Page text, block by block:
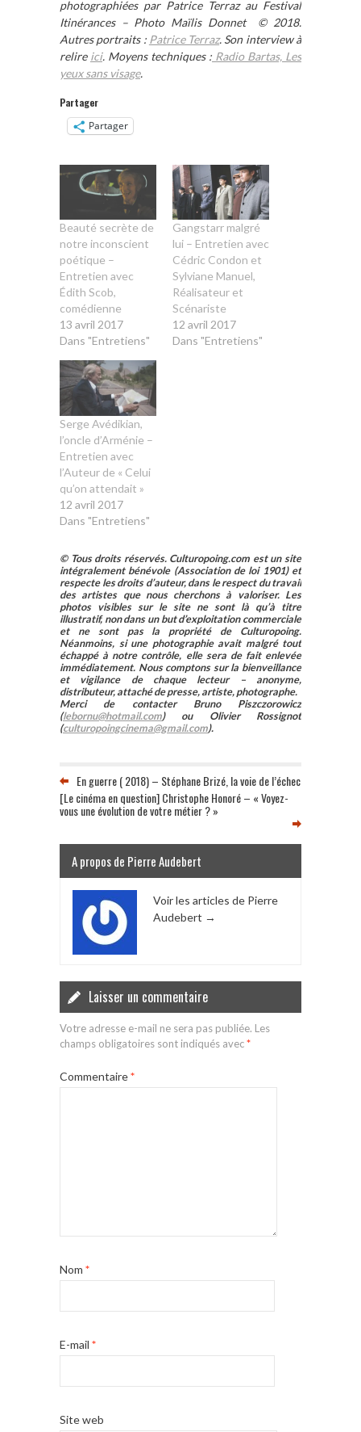
photographiées par Patrice Terraz au Festival
Itinérances – Photo Maïlis Donnet © 2018.
Autres portraits : Patrice Terraz. Son interview à
relire ici. Moyens techniques : Radio Bartas, Les
yeux sans visage.
Partager
Partager
Beauté secrète de
notre inconscient
poétique –
Entretien avec
Édith Scob,
comédienne
13 avril 2017
Dans "Entretiens"
Gangstarr malgré
lui – Entretien avec
Cédric Condon et
Sylviane Manuel,
Réalisateur et
Scénariste
12 avril 2017
Dans "Entretiens"
Serge Avédikian,
l’oncle d’Arménie –
Entretien avec
l’Auteur de « Celui
qu’on attendait »
12 avril 2017
Dans "Entretiens"
© Tous droits réservés. Culturopoing.com est un site
intégralement bénévole (Association de loi 1901) et
respecte les droits d’auteur, dans le respect du travail
des artistes que nous cherchons à valoriser. Les
photos visibles sur le site ne sont là qu’à titre
illustratif, non dans un but d’exploitation commerciale
et ne sont pas la propriété de Culturopoing.
Néanmoins, si une photographie avait malgré tout
échappé à notre contrôle, elle sera de fait enlevée
immédiatement. Nous comptons sur la bienveillance
et vigilance de chaque lecteur – anonyme,
distributeur, attaché de presse, artiste, photographe.
Merci de contacter Bruno Piszczorowicz
(lebornu@hotmail.com) ou Olivier Rossignot
(culturopoingcinema@gmail.com).
En guerre ( 2018) – Stéphane Brizé, la voie de l’échec
[Le cinéma en question] Christophe Honoré – « Voyez-
vous une évolution de votre métier ? »
A propos de Pierre Audebert
Voir les articles de Pierre
Audebert →
Laisser un commentaire
Votre adresse e-mail ne sera pas publiée. Les
champs obligatoires sont indiqués avec*
Commentaire*
Nom *
E-mail *
Site web